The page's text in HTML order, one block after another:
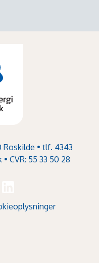
• tlf. 4343
• CVR: 55 33 50 28